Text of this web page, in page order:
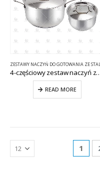
4-częściowy zestaw naczyń
READ MORE
1